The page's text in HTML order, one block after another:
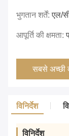
भुगतान शर्तें:एल/
आपूर्ति की क्षमता:
सबसे अच्छी
विनिर्देश
विनिर्देश